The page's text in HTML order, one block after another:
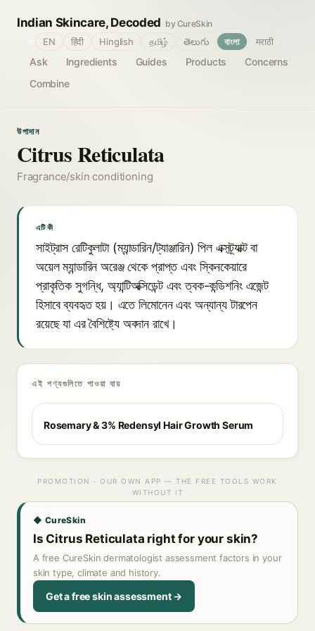
Indian Skincare, Decoded by CureSkin
Ask Ingredients Guides Products
Concerns
Combine
EN हिंदी Hinglish தமிழ் తెలుగు বাংলা मराठी
উপাদান
Citrus Reticulata
Fragrance/skin conditioning
এটি কী
সাইট্রাস রেটিকুলাটা (ম্যান্ডারিন/ট্যাঞ্জারিন) পিল এক্সট্র্যাক্ট বা
অয়েল ম্যান্ডারিন অরেঞ্জ থেকে প্রাপ্ত এবং স্কিনকেয়ারে
প্রাকৃতিক সুগন্ধি, অ্যান্টিঅক্সিডেন্ট এবং ত্বক-কন্ডিশনিং এজেন্ট
হিসাবে ব্যবহৃত হয়। এতে লিমোনেন এবং অন্যান্য টারপেন
রয়েছে যা এর বৈশিষ্ট্যে অবদান রাখে।
এই পণ্যগুলিতে পাওয়া যায়
Rosemary & 3% Redensyl Hair Growth Serum
PROMOTION · OUR OWN APP — THE FREE TOOLS WORK
WITHOUT IT
◆ CureSkin
Is Citrus Reticulata right for your skin?
A free CureSkin dermatologist assessment factors in your
skin type, climate and history.
Get a free skin assessment →